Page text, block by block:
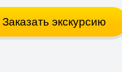
Заказать экскурсию